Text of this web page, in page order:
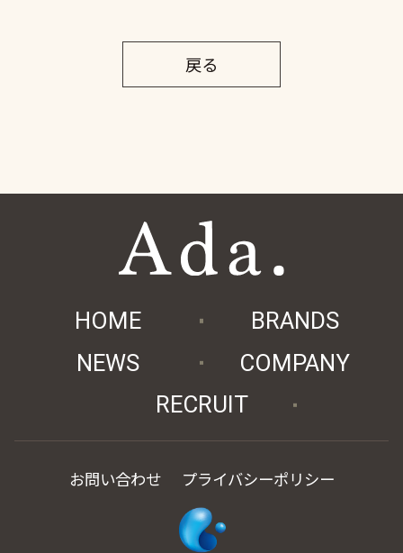
戻る
HOME
BRANDS
NEWS
COMPANY
RECRUIT
お問い合わせ プライバシーポリシー